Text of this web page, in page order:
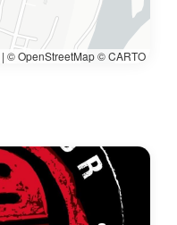
| © OpenStreetMap © CARTO